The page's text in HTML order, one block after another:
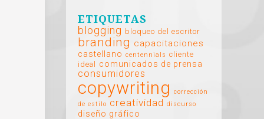
ETIQUETAS
blogging bloqueo del escritor
branding capacitaciones
castellano centennials cliente
ideal
comunicados de prensa
consumidores
copywriting
corrección
de estilo creatividad discurso
diseño gráfico